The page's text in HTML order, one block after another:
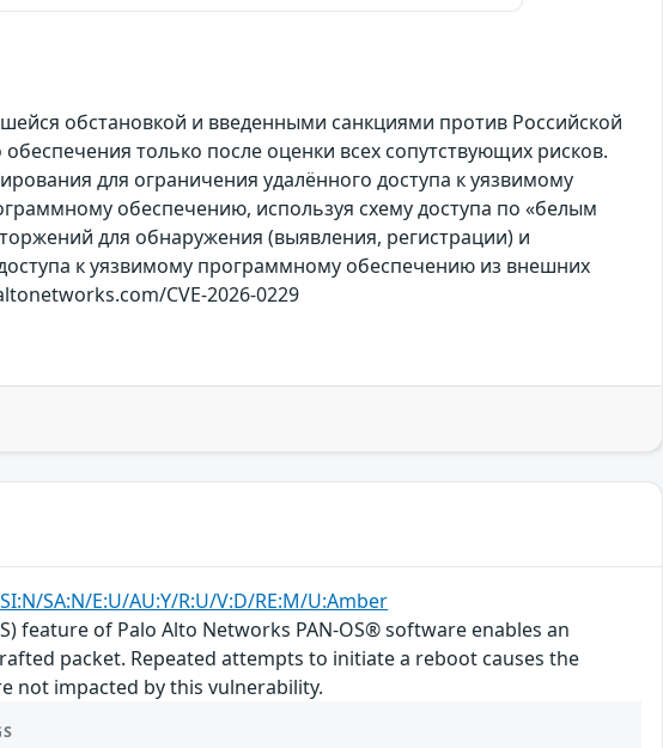
обстановкой и введенными санкциями против Российской
только после оценки всех сопутствующих рисков.
для ограничения удалённого доступа к уязвимому
обеспечению, используя схему доступа по «белым
для обнаружения (выявления, регистрации) и
к уязвимому программному обеспечению из внешних
CVE-2026-0229
SA:N/E:U/AU:Y/R:U/V:D/RE:M/U:Amber
feature of Palo Alto Networks PAN-OS® software enables an
packet. Repeated attempts to initiate a reboot causes the
not impacted by this vulnerability.